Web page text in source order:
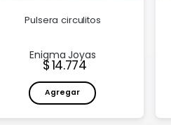
Pulsera circulitos
Enigma Joyas
Precio:
14.774
Agregar